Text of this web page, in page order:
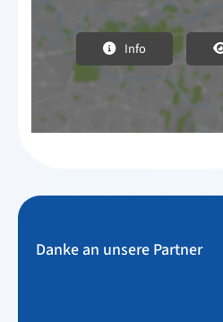
Info
Danke an unsere Partner